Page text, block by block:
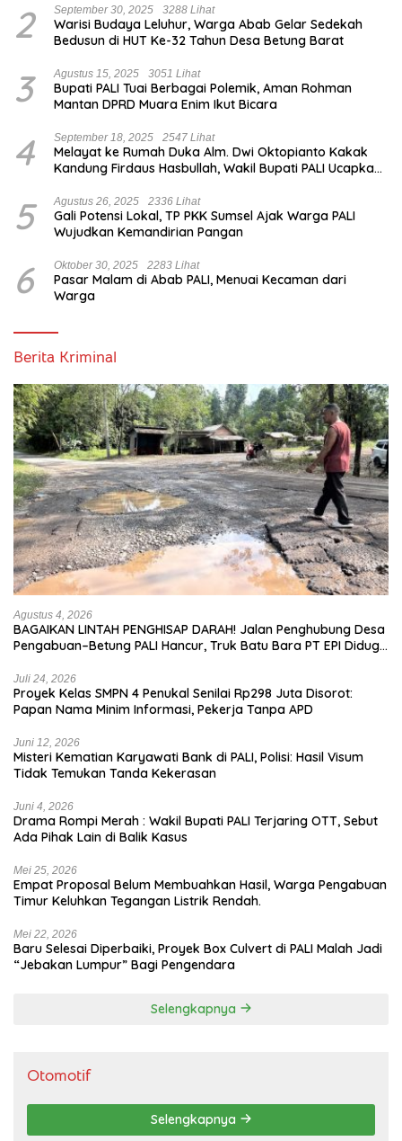
2 September 30, 2025 3288 Lihat
Warisi Budaya Leluhur, Warga Abab Gelar Sedekah
Bedusun di HUT Ke-32 Tahun Desa Betung Barat
3 Agustus 15, 2025 3051 Lihat
Bupati PALI Tuai Berbagai Polemik, Aman Rohman
Mantan DPRD Muara Enim Ikut Bicara
4 September 18, 2025 2547 Lihat
Melayat ke Rumah Duka Alm. Dwi Oktopianto Kakak
Kandung Firdaus Hasbullah, Wakil Bupati PALI Ucapkan
5 Agustus 26, 2025 2336 Lihat
Gali Potensi Lokal, TP PKK Sumsel Ajak Warga PALI
Wujudkan Kemandirian Pangan
6 Oktober 30, 2025 2283 Lihat
Pasar Malam di Abab PALI, Menuai Kecaman dari
Warga
Berita Kriminal
Agustus 4, 2026
BAGAIKAN LINTAH PENGHISAP DARAH! Jalan Penghubung Desa
Pengabuan–Betung PALI Hancur, Truk Batu Bara PT EPI Diduga
Juli 24, 2026
Proyek Kelas SMPN 4 Penukal Senilai Rp298 Juta Disorot:
Papan Nama Minim Informasi, Pekerja Tanpa APD
Juni 12, 2026
Misteri Kematian Karyawati Bank di PALI, Polisi: Hasil Visum
Tidak Temukan Tanda Kekerasan
Juni 4, 2026
Drama Rompi Merah : Wakil Bupati PALI Terjaring OTT, Sebut
Ada Pihak Lain di Balik Kasus
Mei 25, 2026
Empat Proposal Belum Membuahkan Hasil, Warga Pengabuan
Timur Keluhkan Tegangan Listrik Rendah.
Mei 22, 2026
Baru Selesai Diperbaiki, Proyek Box Culvert di PALI Malah Jadi
“Jebakan Lumpur” Bagi Pengendara
Selengkapnya
Otomotif
Selengkapnya